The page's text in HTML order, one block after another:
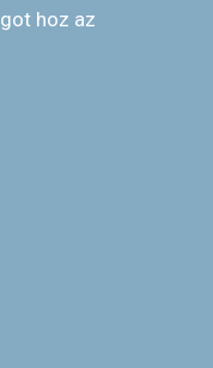
hoz az